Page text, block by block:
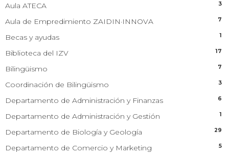
Aula ATECA 3
Aula de Empredimiento ZAIDIN·INNOVA 7
Becas y ayudas 1
Biblioteca del IZV 17
Bilingüismo 7
Coordinación de Bilingüismo 3
Departamento de Administración y Finanzas 6
Departamento de Administración y Gestión 1
Departamento de Biología y Geología 29
Departamento de Comercio y Marketing 5